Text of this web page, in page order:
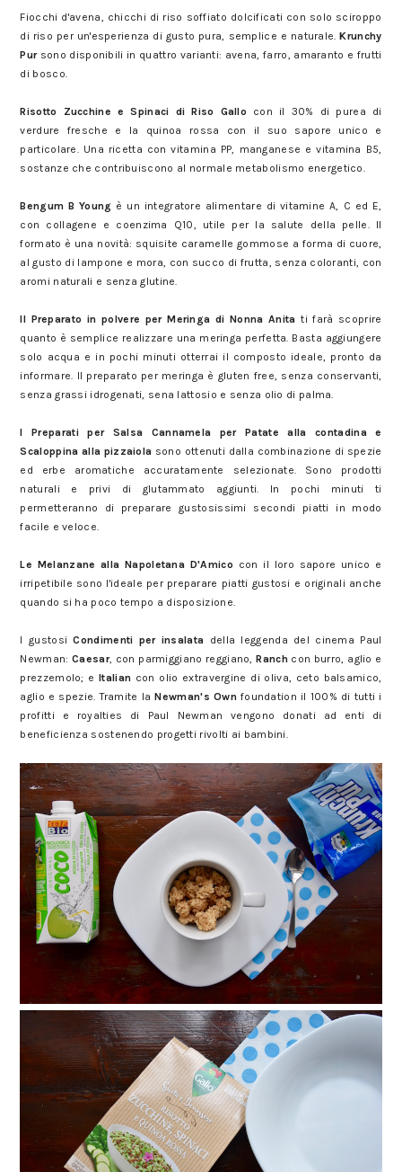
Fiocchi d'avena, chicchi di riso soffiato dolcificati con solo sciroppo
di riso per un'esperienza di gusto pura, semplice e naturale.Krunchy
Pursono disponibili in quattro varianti: avena, farro, amaranto e frutti
di bosco.
Risotto Zucchine e Spinaci di Riso Gallo con il 30% di purea di
verdure fresche e la quinoa rossa con il suo sapore unico e
particolare. Una ricetta con vitamina PP, manganese e vitamina B5,
sostanze che contribuiscono al normale metabolismo energetico.
Bengum B Young è un integratore alimentare di vitamine A, C ed E,
con collagene e coenzima Q10, utile per la salute della pelle. Il
formato è una novità: squisite caramelle gommose a forma di cuore,
al gusto di lampone e mora, con succo di frutta, senza coloranti, con
aromi naturali e senza glutine.
Il Preparato in polvere per Meringa di Nonna Anita ti farà scoprire
quanto è semplice realizzare una meringa perfetta. Basta aggiungere
solo acqua e in pochi minuti otterrai il composto ideale, pronto da
informare. Il preparato per meringa è gluten free, senza conservanti,
senza grassi idrogenati, sena lattosio e senza olio di palma.
I Preparati per Salsa Cannamela per Patate alla contadina e
Scaloppina alla pizzaiola sono ottenuti dalla combinazione di spezie
ed erbe aromatiche accuratamente selezionate. Sono prodotti
naturali e privi di glutammato aggiunti. In pochi minuti ti
permetteranno di preparare gustosissimi secondi piatti in modo
facile e veloce.
Le Melanzane alla Napoletana D'Amico con il loro sapore unico e
irripetibile sono l'ideale per preparare piatti gustosi e originali anche
quando si ha poco tempo a disposizione.
I gustosiCondimenti per insalata della leggenda del cinema Paul
Newman:Caesar, con parmiggiano reggiano,Ranchcon burro, aglio e
prezzemolo; eItalian con olio extravergine di oliva, ceto balsamico,
aglio e spezie. Tramite laNewman's Ownfoundation il 100% di tutti i
profitti e royalties di Paul Newman vengono donati ad enti di
beneficienza sostenendo progetti rivolti ai bambini.